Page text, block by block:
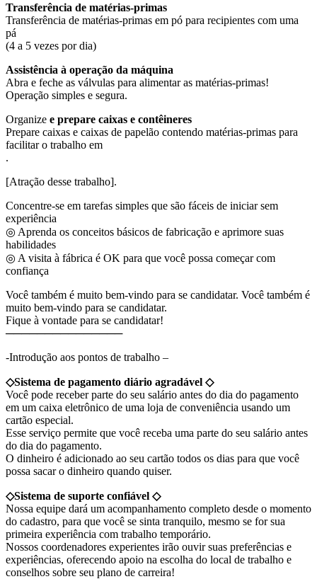
Transferência de matérias-primas
Transferência de matérias-primas em pó para recipientes com uma
pá
(4 a 5 vezes por dia)
Assistência à operação da máquina
Abra e feche as válvulas para alimentar as matérias-primas!
Operação simples e segura.
Organize e prepare caixas e contêineres
Prepare caixas e caixas de papelão contendo matérias-primas para
facilitar o trabalho em
.
[Atração desse trabalho].
Concentre-se em tarefas simples que são fáceis de iniciar sem
experiência
◎ Aprenda os conceitos básicos de fabricação e aprimore suas
habilidades
◎ A visita à fábrica é OK para que você possa começar com
confiança
Você também é muito bem-vindo para se candidatar. Você também é
muito bem-vindo para se candidatar.
Fique à vontade para se candidatar!
───────────────
-Introdução aos pontos de trabalho –
◇Sistema de pagamento diário agradável ◇
Você pode receber parte do seu salário antes do dia do pagamento
em um caixa eletrônico de uma loja de conveniência usando um
cartão especial.
Esse serviço permite que você receba uma parte do seu salário antes
do dia do pagamento.
O dinheiro é adicionado ao seu cartão todos os dias para que você
possa sacar o dinheiro quando quiser.
◇Sistema de suporte confiável ◇
Nossa equipe dará um acompanhamento completo desde o momento
do cadastro, para que você se sinta tranquilo, mesmo se for sua
primeira experiência com trabalho temporário.
Nossos coordenadores experientes irão ouvir suas preferências e
experiências, oferecendo apoio na escolha do local de trabalho e
conselhos sobre seu plano de carreira!